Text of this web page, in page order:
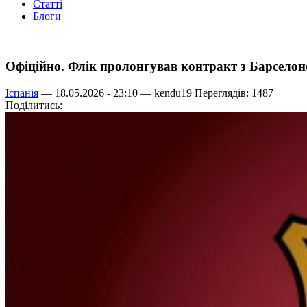
Статті
Блоги
Офіційно. Флік пролонгував контракт з
Іспанія — 18.05.2026 - 23:10 — kendu19 Переглядів: 1487
Поділитись: